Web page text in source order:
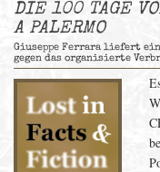
DIE 100 TAGE
A PALERMO
Giuseppe Ferrara liefert
gegen das organisierte